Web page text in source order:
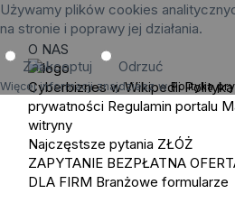
Używamy plików cookies
na stronie i poprawy jej działania.
Zaakceptuj Odrzuć
Więcej informacji znajdziesz wPolityka
O NAS
Cyberbiznes w Wikipedii Polityka
prywatności Regulamin portalu
witryny
Najczęstsze pytania ZŁÓŻ
ZAPYTANIE BEZPŁATNA
DLA FIRM Branżowe formularze